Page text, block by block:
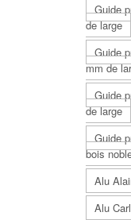
Guide
de large
Guide
mm de
Guide
de large
Guide
bois
Alu
Alu